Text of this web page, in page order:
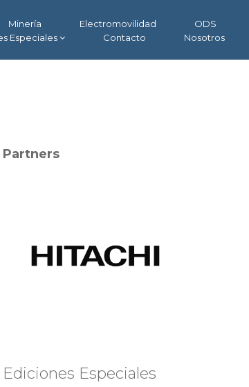
Minería Electromovilidad
ODS
Especiales Contacto
Nosotros
Partners
Ediciones Especiales